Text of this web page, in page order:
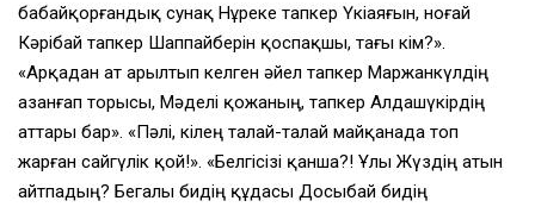
бабайқорғандық сунақ Нұреке тапкер Үкіаяғын, ноғай
Кәрібай тапкер Шаппайберін қоспақшы, тағы кім?».
«Арқадан ат арылтып келген әйел тапкер Маржанкүлдің
Қазанғап торысы, Мәделі қожаның, тапкер Алдашүкірдің
аттары бар». «Пәлі, кілең талай-талай майқанада топ
жарған сайгүлік қой!». «Белгісізі қанша?! Ұлы Жүздің атын
айтпадың? Бегалы бидің құдасы Досыбай бидің